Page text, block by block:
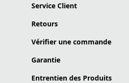
Service Client
Retours
Vérifier une commande
Garantie
Entrentien des Produits